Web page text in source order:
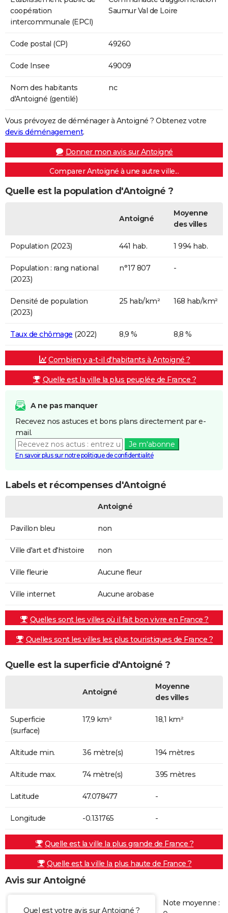
coopération
intercommunale (EPCI)
Saumur Val de Loire
Code postal (CP) 49260
Code Insee 49009
Nom des habitants
d'Antoigné (gentilé)
nc
Vous prévoyez de déménager à Antoigné ? Obtenez votre
devis déménagement.
Donner mon avis sur Antoigné
Comparer Antoigné à une autre ville...
Quelle est la population d'Antoigné ?
Antoigné
Moyenne
des villes
Population (2023) 441 hab. 1 994 hab.
Population : rang national
(2023)
n°17 807 -
Densité de population
(2023)
25 hab/km² 168 hab/km²
Taux de chômage (2022) 8,9 % 8,8 %
Combien y a-t-il d'habitants à Antoigné ?
Quelle est la ville la plus peuplée de France ?
A ne pas manquer
Recevez nos astuces et bons plans directement par e-
mail.
Je m'abonne
En savoir plus sur notre politique de confidentialité
Labels et récompenses d'Antoigné
Antoigné
Pavillon bleu non
Ville d'art et d'histoire non
Ville fleurie Aucune fleur
Ville internet Aucune arobase
Quelles sont les villes où il fait bon vivre en France ?
Quelles sont les villes les plus touristiques de France ?
Quelle est la superficie d'Antoigné ?
Antoigné
Moyenne
des villes
Superficie
(surface)
17,9 km² 18,1 km²
Altitude min. 36 mètre(s) 194 mètres
Altitude max. 74 mètre(s) 395 mètres
Latitude 47.078477 -
Longitude -0.131765 -
Quelle est la ville la plus grande de France ?
Quelle est la ville la plus haute de France ?
Avis sur Antoigné
Quel est votre avis sur Antoigné ?
Note moyenne :